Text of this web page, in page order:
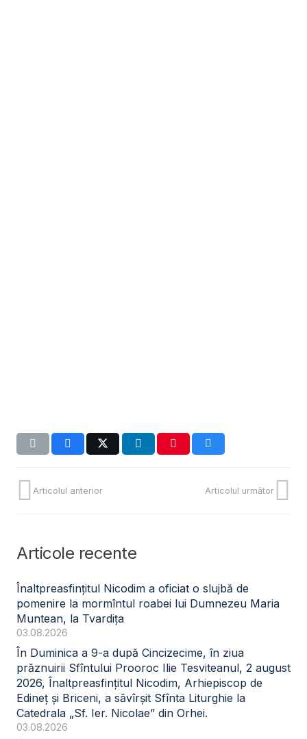
Articolul anterior Articolul următor
Articole recente
Înaltpreasfințitul Nicodim a oficiat o slujbă de
pomenire la mormîntul roabei lui Dumnezeu Maria
Muntean, la Tvardița
03.08.2026
În Duminica a 9-a după Cincizecime, în ziua
prăznuirii Sfîntului Prooroc Ilie Tesviteanul, 2 august
2026, Înaltpreasfințitul Nicodim, Arhiepiscop de
Edineț și Briceni, a săvîrșit Sfînta Liturghie la
Catedrala „Sf. Ier. Nicolae” din Orhei.
03.08.2026